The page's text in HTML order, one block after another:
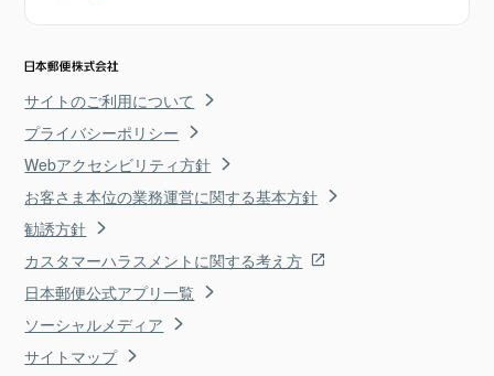
サイトのご利用について
プライバシーポリシー
Webアクセシビリティ方針
お客さま本位の業務運営に関する基本方針
勧誘方針
カスタマーハラスメントに関する考え方
日本郵便公式アプリ一覧
ソーシャルメディア
サイトマップ